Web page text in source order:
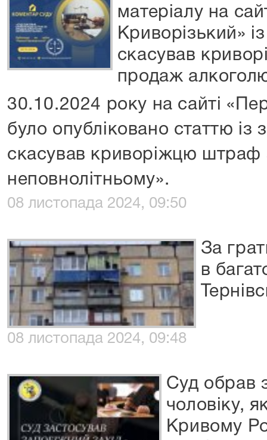
матеріалу на
Криворізький»
скасував
продаж
30.10.2024 року на сайті
було опубліковано статтю із
скасував криворіжцю
неповнолітньому».
08 листопада 2024, 09:50
За
в
08 листопада 2024, 09:48
Суд обрав
чоловіку,
Кривому